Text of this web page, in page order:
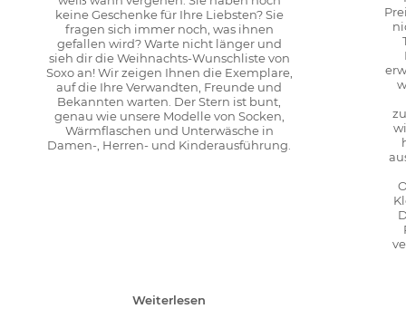
keine Geschenke für Ihre Liebsten? Sie
fragen sich immer noch, was ihnen
gefallen wird? Warte nicht länger und
sieh dir die Weihnachts-Wunschliste von
Soxo an! Wir zeigen Ihnen die Exemplare,
auf die Ihre Verwandten, Freunde und
Bekannten warten. Der Stern ist bunt,
genau wie unsere Modelle von Socken,
Wärmflaschen und Unterwäsche in
Damen-, Herren- und Kinderausführung.
Weiterlesen